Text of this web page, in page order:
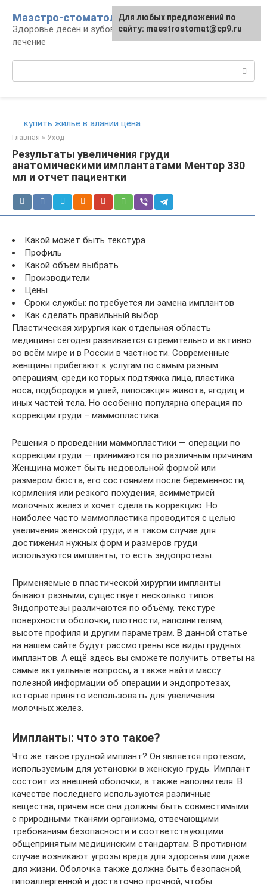
контенту
Маэстро-стоматолог
Здоровье дёсен и зубов, диагностика и
лечение
купить жилье в алании цена
Главная » Уход
Результаты увеличения груди
анатомическими имплантатами Ментор 330
мл и отчет пациентки
Какой может быть текстура
Профиль
Какой объём выбрать
Производители
Цены
Сроки службы: потребуется ли замена имплантов
Как сделать правильный выбор
Пластическая хирургия как отдельная область
медицины сегодня развивается стремительно и активно
во всём мире и в России в частности. Современные
женщины прибегают к услугам по самым разным
операциям, среди которых подтяжка лица, пластика
носа, подбородка и ушей, липосакция живота, ягодиц и
иных частей тела. Но особенно популярна операция по
коррекции груди – маммопластика.
Решения о проведении маммопластики — операции по
коррекции груди — принимаются по различным причинам.
Женщина может быть недовольной формой или
размером бюста, его состоянием после беременности,
кормления или резкого похудения, асимметрией
молочных желез и хочет сделать коррекцию. Но
наиболее часто маммопластика проводится с целью
увеличения женской груди, и в таком случае для
достижения нужных форм и размеров груди
используются импланты, то есть эндопротезы.
Применяемые в пластической хирургии импланты
бывают разными, существует несколько типов.
Эндопротезы различаются по объёму, текстуре
поверхности оболочки, плотности, наполнителям,
высоте профиля и другим параметрам. В данной статье
на нашем сайте будут рассмотрены все виды грудных
имплантов. А ещё здесь вы сможете получить ответы на
самые актуальные вопросы, а также найти массу
полезной информации об операции и эндопротезах,
которые принято использовать для увеличения
молочных желез.
Импланты: что это такое?
Что же такое грудной имплант? Он является протезом,
используемым для установки в женскую грудь. Имплант
состоит из внешней оболочки, а также наполнителя. В
качестве последнего используются различные
вещества, причём все они должны быть совместимыми
с природными тканями организма, отвечающими
требованиям безопасности и соответствующими
общепринятым медицинским стандартам. В противном
случае возникают угрозы вреда для здоровья или даже
для жизни. Оболочка также должна быть безопасной,
гипоаллергенной и достаточно прочной, чтобы
Для любых предложений по
сайту: maestrostomat@cp9.ru